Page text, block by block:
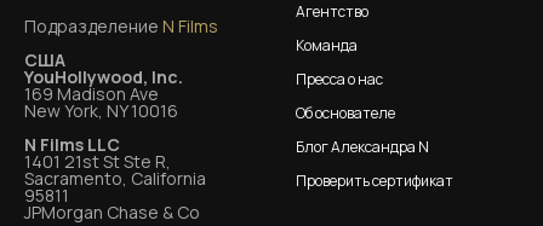
Подразделение N Films
США
YouHollywood, Inc.
169 Madison Ave
New York, NY 10016
N Films LLC
1401 21st St Ste R,
Sacramento, California
95811
JPMorgan Chase & Co
Агентство
Команда
Пресса о нас
Об основателе
Блог Александра N
Проверить сертификат